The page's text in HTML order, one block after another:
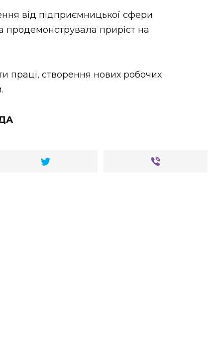
від підприємницької сфери
продемонструвала приріст на
праці, створення нових робочих